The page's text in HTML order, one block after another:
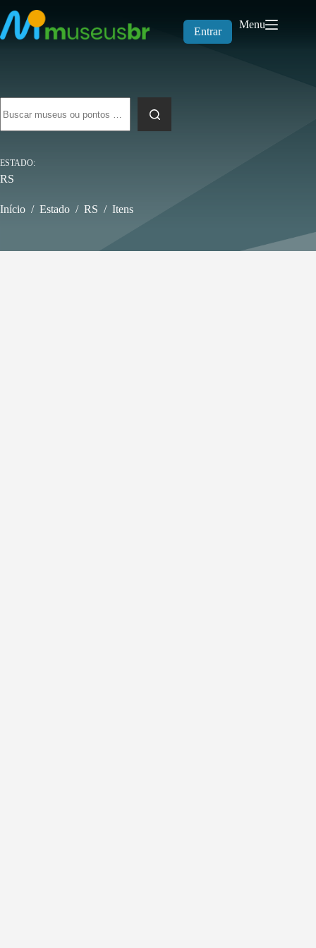
para
o
conteúdo
Entrar
Menu
resultados
ESTADO
RS
Início / Estado / RS / Itens